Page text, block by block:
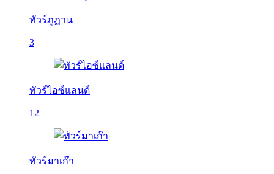
ทัวร์ภูฏาน
3
ทัวร์ไอซ์แลนด์
12
ทัวร์มาเก๊า